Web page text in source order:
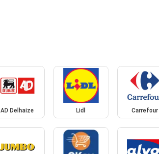
AD Delhaize Lidl Carrefour